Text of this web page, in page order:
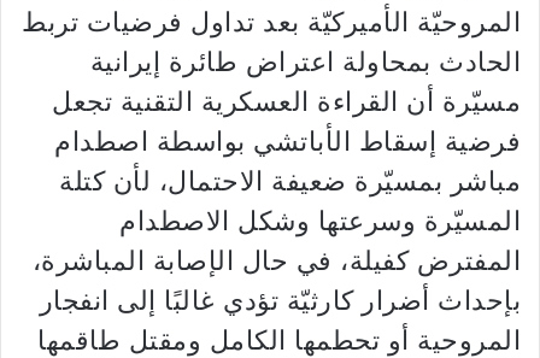
المروحيّة الأميركيّة بعد تداول فرضيات تربط
الحادث بمحاولة اعتراض طائرة إيرانية
مسيّرة أن القراءة العسكرية التقنية تجعل
فرضية إسقاط الأباتشي بواسطة اصطدام
مباشر بمسيّرة ضعيفة الاحتمال، لأن كتلة
المسيّرة وسرعتها وشكل الاصطدام
المفترض كفيلة، في حال الإصابة المباشرة،
بإحداث أضرار كارثيّة تؤدي غالبًا إلى انفجار
المروحية أو تحطمها الكامل ومقتل طاقمها